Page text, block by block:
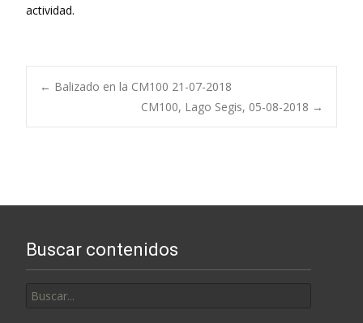
actividad.
Navegación
entradas
← Balizado en la CM100 21-07-2018
CM100, Lago Segis, 05-08-2018 →
Buscar contenidos
por: